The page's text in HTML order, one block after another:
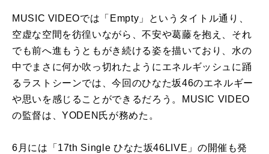
MUSIC VIDEOでは「Empty」というタイトル通り、
空虚な空間を彷徨いながら、不安や葛藤を抱え、それ
でも前へ進もうともがき続ける姿を描いており、水の
中でまさに何か吹っ切れたようにエネルギッシュに踊
るラストシーンでは、今回のひなた坂46のエネルギー
や思いを感じることができるだろう。MUSIC VIDEO
の監督は、YODEN氏が務めた。
6月には「17th Single ひなた坂46LIVE」の開催も発